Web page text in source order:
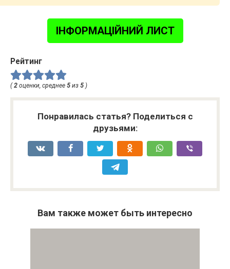
ІНФОРМАЦІЙНИЙ ЛИСТ
Рейтинг
( 2 оценки, среднее 5 из 5 )
Понравилась статья? Поделиться с
друзьями:
Вам также может быть интересно